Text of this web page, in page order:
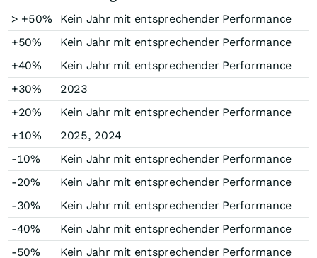
> +50%
Kein Jahr mit entsprechender Performance
+50%
Kein Jahr mit entsprechender Performance
+40%
Kein Jahr mit entsprechender Performance
+30%
2023
+20%
Kein Jahr mit entsprechender Performance
+10%
2025, 2024
-10%
Kein Jahr mit entsprechender Performance
-20%
Kein Jahr mit entsprechender Performance
-30%
Kein Jahr mit entsprechender Performance
-40%
Kein Jahr mit entsprechender Performance
-50%
Kein Jahr mit entsprechender Performance